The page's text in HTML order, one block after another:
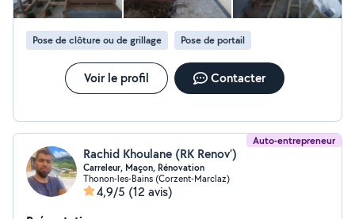
Pose de clôture ou de grillage Pose de portail
Voir le profil Contacter
Auto-entrepreneur
Rachid Khoulane (RK Renov’)
Carreleur, Maçon, Rénovation
Thonon-les-Bains (Corzent-Marclaz)
4,9/5 (12 avis)